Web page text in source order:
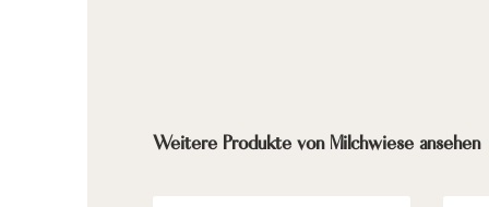
Produktgalerie überspringen
Weitere Produkte von Milchwiese ansehen